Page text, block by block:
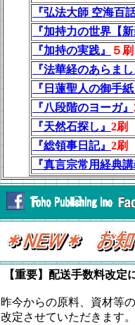
『弘法大師 空海百
『加持力の世界【
『加持の実践』
５刷
『法華経のあらま
『日蓮聖人の御手
『八段階のヨーガ』
『天然石探し』 2刷
『総領事日記』 2刷
『真言宗常用経典
【重要】配送手数料改定
昨今からの原料、資材等
改定させていただきます。